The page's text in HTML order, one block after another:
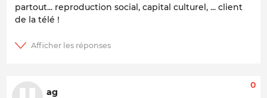
partout... reproduction social, capital culturel, ... client
de la télé !
ag
0